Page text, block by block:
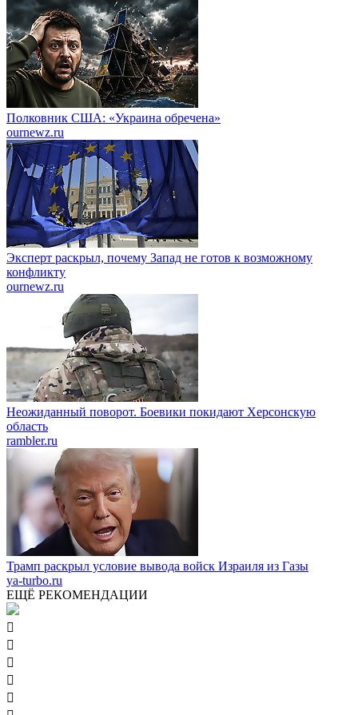
Полковник США: «Украина обречена»
ournewz.ru
Эксперт раскрыл, почему Запад не готов к возможному
конфликту
ournewz.ru
Неожиданный поворот. Боевики покидают Херсонскую
область
rambler.ru
Трамп раскрыл условие вывода войск Израиля из Газы
ya-turbo.ru
ЕЩЁ РЕКОМЕНДАЦИИ




